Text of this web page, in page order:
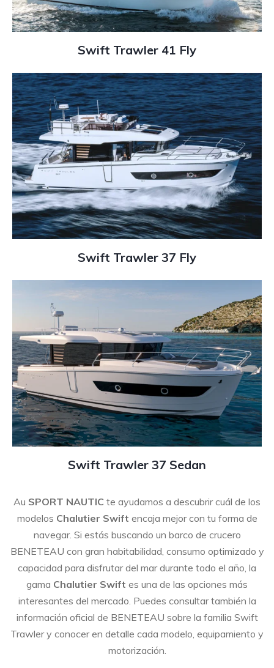
Swift Trawler 41 Fly
Swift Trawler 37 Fly
Swift Trawler 37 Sedan
Au SPORT NAUTIC te ayudamos a descubrir cuál de los
modelos Chalutier Swift encaja mejor con tu forma de
navegar. Si estás buscando un barco de crucero
BENETEAU con gran habitabilidad, consumo optimizado y
capacidad para disfrutar del mar durante todo el año, la
gama Chalutier Swift es una de las opciones más
interesantes del mercado. Puedes consultar también la
información oficial de BENETEAU sobre la familia Swift
Trawler y conocer en detalle cada modelo, equipamiento y
motorización.